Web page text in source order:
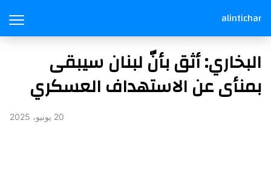
alintichar
البخاري: أثق بأنّ لبنان سيبقى
بمنأى عن الاستهداف العسكري
20 يونيو، 2025